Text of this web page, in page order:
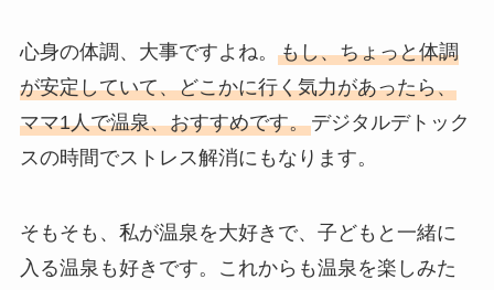
心身の体調、大事ですよね。 もし、ちょっと体調
が安定していて、どこかに行く気力があったら、
ママ1人で温泉、おすすめです。デジタルデトック
スの時間でストレス解消にもなります。
そもそも、私が温泉を大好きで、子どもと一緒に
入る温泉も好きです。これからも温泉を楽しみた